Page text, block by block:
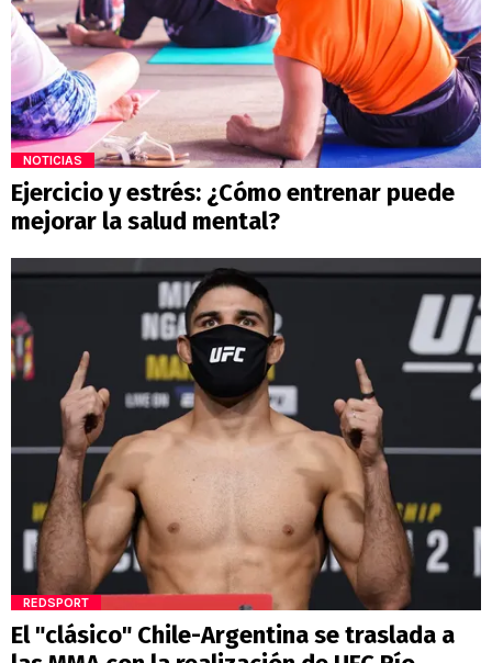
NOTICIAS
Ejercicio y estrés: ¿Cómo entrenar puede
mejorar la salud mental?
REDSPORT
El "clásico" Chile-Argentina se traslada a